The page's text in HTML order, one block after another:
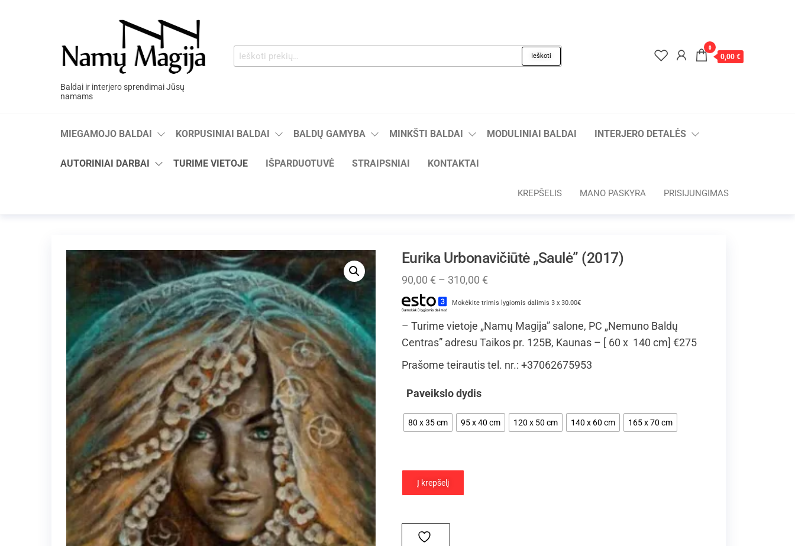
Baldai ir interjero sprendimai Jūsų
namams
Ieškoti
0
0,00 €
MIEGAMOJO BALDAI KORPUSINIAI BALDAI BALDŲ GAMYBA MINKŠTI BALDAI MODULINIAI BALDAI INTERJERO DETALĖS
AUTORINIAI DARBAI TURIME VIETOJE IŠPARDUOTUVĖ STRAIPSNIAI KONTAKTAI
KREPŠELIS MANO PASKYRA PRISIJUNGIMAS
Eurika Urbonavičiūtė „Saulė” (2017)
90,00 € – 310,00 €
Mokėkite trimis lygiomis dalimis 3 x 30.00€
– Turime vietoje „Namų Magija” salone, PC „Nemuno Baldų
Centras” adresu Taikos pr. 125B, Kaunas – [ 60 x 140 cm] €275
Prašome teirautis tel. nr.: +37062675953
Paveikslo dydis
80 x 35 cm 95 x 40 cm 120 x 50 cm 140 x 60 cm 165 x 70 cm
Į krepšelį